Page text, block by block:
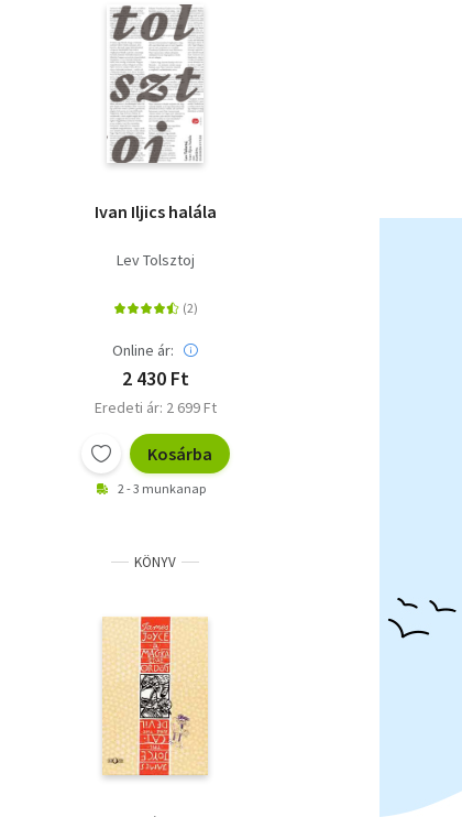
Ivan Iljics halála
Lev Tolsztoj
Online ár:
2 430 Ft
Eredeti ár: 2 699 Ft
Kosárba
2 - 3 munkanap
KÖNYV